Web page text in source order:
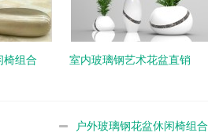
椅组合 室内玻璃钢艺术花盆直销
户外玻璃钢花盆休闲椅组合